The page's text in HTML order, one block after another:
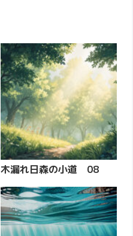
木漏れ日森の小道 08